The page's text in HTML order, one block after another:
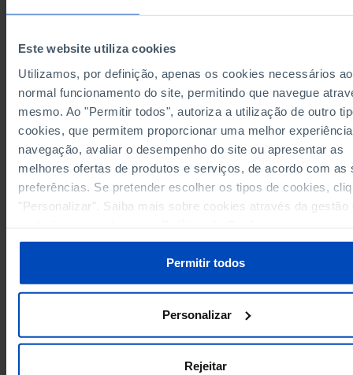
Este website utiliza cookies
Utilizamos, por definição, apenas os cookies necessários ao
normal funcionamento do site, permitindo que navegue
mesmo. Ao "Permitir todos", autoriza a utilização de outro
cookies, que permitem proporcionar uma melhor
navegação, avaliar o desempenho do site ou apresentar as
melhores ofertas de produtos e serviços, de acordo com as
preferências. Se pretender escolher os tipos de cookies,
"Personalizar". Saiba mais sobre cookies através da gestão
Permitir todos
Personalizar
Rejeitar
Anos 1990 2024 1990
Áustria
1,10 2,51
0,21
Chipre
0,00
0,00
Croácia
0,77 0,66
0,03
Dinamarca
1,37 1,85
0,00
Eslováquia
0,71 1,25
0,46
Eslovénia
0,41 0,58
0,44
Finlândia
1,62 3,87
0,00
14,90
Grécia
1,24 0,92
2,33